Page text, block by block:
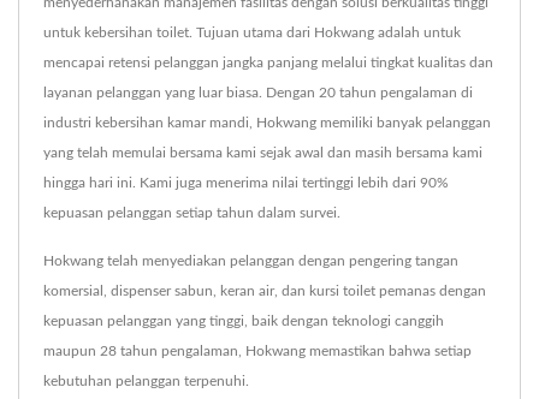
untuk kebersihan toilet. Tujuan utama dari Hokwang adalah untuk
mencapai retensi pelanggan jangka panjang melalui tingkat kualitas dan
layanan pelanggan yang luar biasa. Dengan 20 tahun pengalaman di
industri kebersihan kamar mandi, Hokwang memiliki banyak pelanggan
yang telah memulai bersama kami sejak awal dan masih bersama kami
hingga hari ini. Kami juga menerima nilai tertinggi lebih dari 90%
kepuasan pelanggan setiap tahun dalam survei.
Hokwang telah menyediakan pelanggan dengan pengering tangan
komersial, dispenser sabun, keran air, dan kursi toilet pemanas dengan
kepuasan pelanggan yang tinggi, baik dengan teknologi canggih
maupun 28 tahun pengalaman, Hokwang memastikan bahwa setiap
kebutuhan pelanggan terpenuhi.